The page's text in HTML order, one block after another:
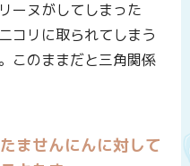
ーヌがしてしまった
コリに取られてしまう
このままだと三角関係
ませんにんに対して